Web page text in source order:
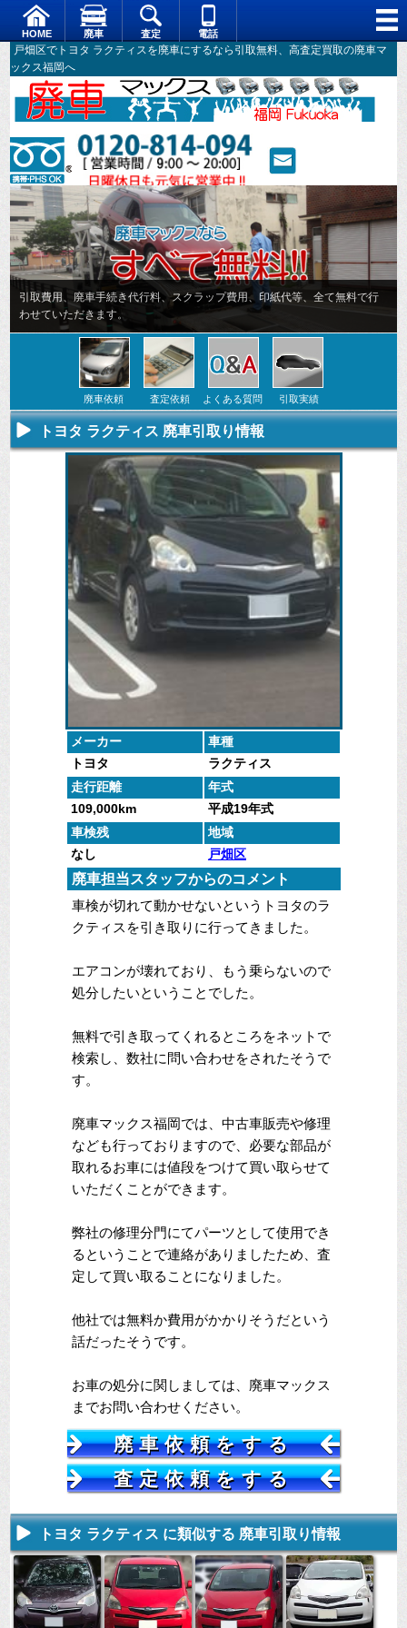
戸畑区でトヨタ ラクティスを廃車にするなら引取無料、高査定買取の廃車マ
ックス福岡へ
HOME 廃車 査定 電話
引取費用、廃車手続き代行料、スクラップ費用、印紙代等、全て無料で行
わせていただきます。
廃車依頼
不要になった
車の廃車手続
きを行いま
査定依頼
専門スタッフ
がしっかりと
査定いたしま
す。
よくある質問
廃車全般に関
するよくある
質問
にお答えしま
す。
引取実績
た車や下取で
実績データ
トヨタ ラクティス 廃車引取り情報
メーカー
車種
トヨタ
ラクティス
走行距離
年式
109,000km
平成19年式
車検残
地域
なし
戸畑区
廃車担当スタッフからのコメント
車検が切れて動かせないというトヨタのラ
クティスを引き取りに行ってきました。
エアコンが壊れており、もう乗らないので
処分したいということでした。
無料で引き取ってくれるところをネットで
検索し、数社に問い合わせをされたそうで
す。
廃車マックス福岡では、中古車販売や修理
なども行っておりますので、必要な部品が
取れるお車には値段をつけて買い取らせて
いただくことができます。
弊社の修理分門にてパーツとして使用でき
るということで連絡がありましたため、査
定して買い取ることになりました。
他社では無料か費用がかかりそうだという
話だったそうです。
お車の処分に関しましては、廃車マックス
までお問い合わせください。
廃車依頼をする
査定依頼をする
トヨタ ラクティス に類似する 廃車引取り情報